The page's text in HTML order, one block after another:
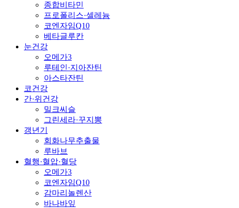
종합비타민
프로폴리스·셀레늄
코엔자임Q10
베타글루칸
눈건강
오메가3
루테인·지아잔틴
아스타잔틴
코건강
간·위건강
밀크씨슬
그린세라·꾸지뽕
갱년기
회화나무추출물
루바브
혈행·혈압·혈당
오메가3
코엔자임Q10
감마리놀렌산
바나바잎